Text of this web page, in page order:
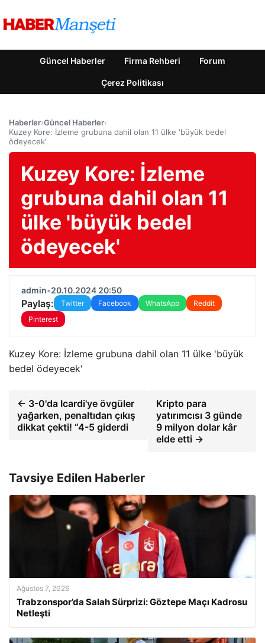
Güncel Haberler Firma Rehberi Forum
Çerez Politikası
Haberler›Güncel Haberler›
Kuzey Kore: İzleme grubuna dahil olan 11 ülke 'büyük bedel
ödeyecek'
Kuzey Kore: İzleme
grubuna dahil olan 11
ülke 'büyük bedel
ödeyecek'
admin•20.10.2024 20:50
Paylaş: Twitter Facebook WhatsApp
Reddit
Pinterest
Kuzey Kore: İzleme grubuna dahil olan 11 ülke 'büyük
bedel ödeyecek'
← 3-0'da Icardi'ye övgüler
yağarken, penaltıdan çıkış
dikkat çekti! “4-5 giderdi
Kripto para
yatırımcısı 3 günde
9 milyon dolar kâr
elde etti →
Tavsiye Edilen Haberler
Ağustos 7, 2026
Trabzonspor’da Salah Sürprizi: Göztepe Maçı Kadrosu
Netleşti